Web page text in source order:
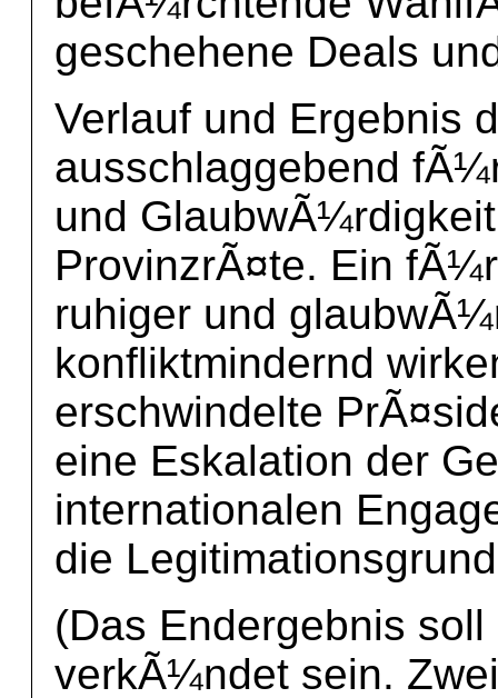
geschehene Deals
Verlauf und Ergebnis
ausschlaggebend
und
ProvinzrÃ¤te. Ein
ruhiger und
konfliktmindernd
erschwindelte
eine Eskalation der
internationalen
die
(Das Endergebnis
verkÃ¼ndet sein.